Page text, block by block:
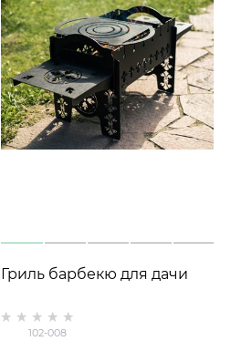
Гриль барбекю для дачи
102-008